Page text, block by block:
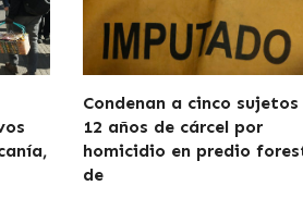
Condenan a cinco sujetos
12 años de cárcel por
homicidio en predio
de